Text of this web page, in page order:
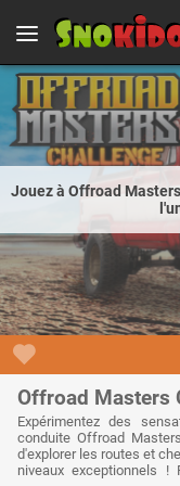
Jouez à Offroad
Offroad Masters
Expérimentez des
conduite Offroad
d'explorer les routes et
niveaux exceptionnels